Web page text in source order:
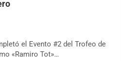
el Evento #2 del Trofeo de
«Ramiro Tot»…